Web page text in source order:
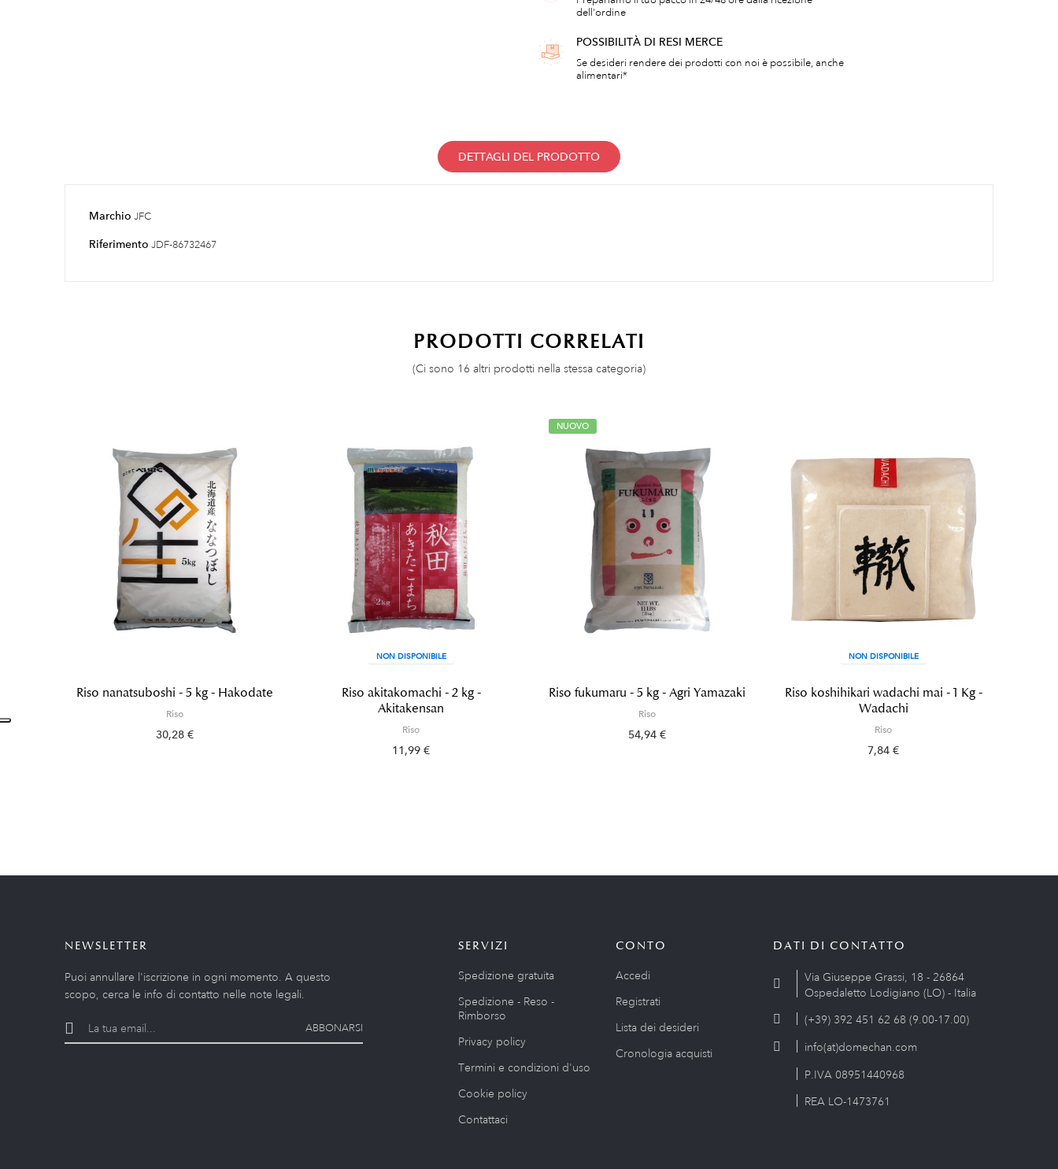
dell'ordine
POSSIBILITÀ DI RESI MERCE
Se desideri rendere dei prodotti con noi è possibile, anche
alimentari*
DETTAGLI DEL PRODOTTO
Marchio JFC
Riferimento JDF-86732467
PRODOTTI CORRELATI
(Ci sono 16 altri prodotti nella stessa categoria)
Riso nanatsuboshi - 5 kg - Hakodate
Riso
30,28 €
NON DISPONIBILE
Riso akitakomachi - 2 kg -
Akitakensan
Riso
11,99 €
NUOVO
Riso fukumaru - 5 kg - Agri Yamazaki
Riso
54,94 €
NON DISPONIBILE
Riso koshihikari wadachi mai - 1 Kg -
Wadachi
Riso
7,84 €
NEWSLETTER
Puoi annullare l'iscrizione in ogni momento. A questo
scopo, cerca le info di contatto nelle note legali.
ABBONARSI
SERVIZI
Spedizione gratuita
Spedizione - Reso -
Rimborso
Privacy policy
Termini e condizioni d'uso
Cookie policy
Contattaci
CONTO
Accedi
Registrati
Lista dei desideri
Cronologia acquisti
DATI DI CONTATTO
Via Giuseppe Grassi, 18 - 26864
Ospedaletto Lodigiano (LO) - Italia
(+39) 392 451 62 68 (9.00-17.00)
info(at)domechan.com
P.IVA 08951440968
REA LO-1473761